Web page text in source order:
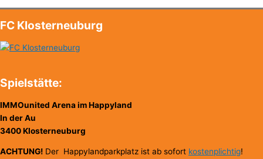
FC Klosterneuburg
Spielstätte:
IMMOunited Arena im Happyland
In der Au
3400 Klosterneuburg
ACHTUNG! Der Happylandparkplatz ist ab sofort kostenplichtig!